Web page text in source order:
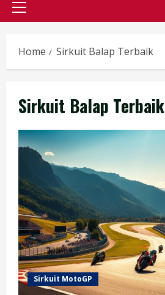
Primary
Home Sirkuit Balap Terbaik
Sirkuit Balap Terbaik
Sirkuit MotoGP